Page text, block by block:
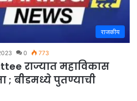
राजकीय
0 773
राज्यात महाविकास
; बीडमध्ये पुतण्याची